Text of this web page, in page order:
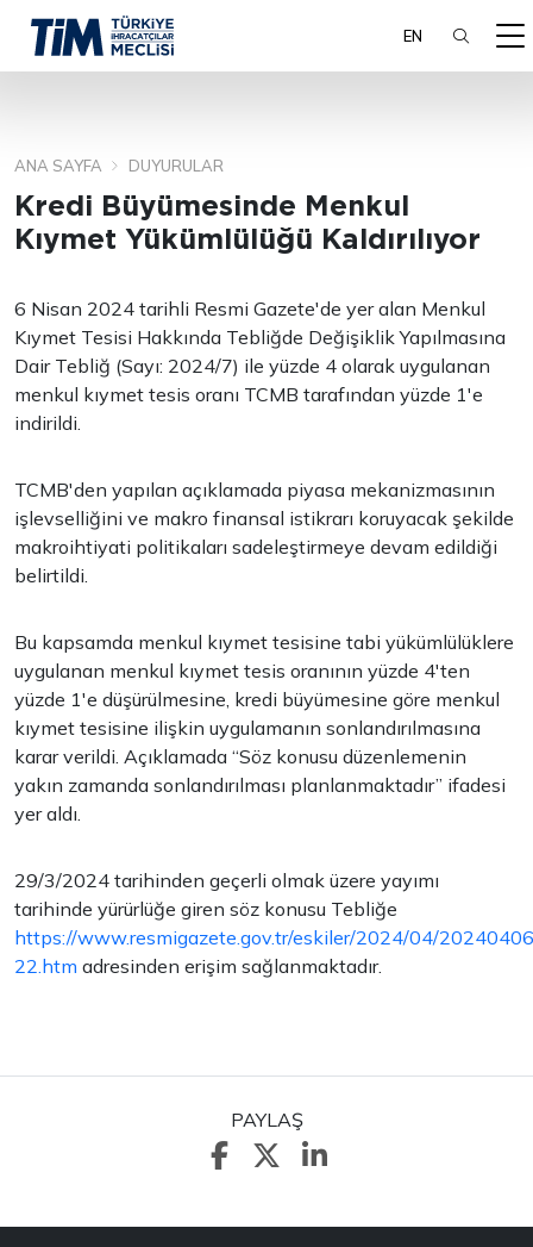
EN
ANA SAYFA DUYURULAR
Kredi Büyümesinde Menkul
Kıymet Yükümlülüğü Kaldırılıyor
6 Nisan 2024 tarihli Resmi Gazete'de yer alan Menkul
Kıymet Tesisi Hakkında Tebliğde Değişiklik Yapılmasına
Dair Tebliğ (Sayı: 2024/7) ile yüzde 4 olarak uygulanan
menkul kıymet tesis oranı TCMB tarafından yüzde 1'e
indirildi.
TCMB'den yapılan açıklamada piyasa mekanizmasının
işlevselliğini ve makro finansal istikrarı koruyacak şekilde
makroihtiyati politikaları sadeleştirmeye devam edildiği
belirtildi.
Bu kapsamda menkul kıymet tesisine tabi yükümlülüklere
uygulanan menkul kıymet tesis oranının yüzde 4'ten
yüzde 1'e düşürülmesine, kredi büyümesine göre menkul
kıymet tesisine ilişkin uygulamanın sonlandırılmasına
karar verildi. Açıklamada “Söz konusu düzenlemenin
yakın zamanda sonlandırılması planlanmaktadır” ifadesi
yer aldı.
29/3/2024 tarihinden geçerli olmak üzere yayımı
tarihinde yürürlüğe giren söz konusu Tebliğe
https://www.resmigazete.gov.tr/eskiler/2024/04/
22.htm adresinden erişim sağlanmaktadır.
PAYLAŞ